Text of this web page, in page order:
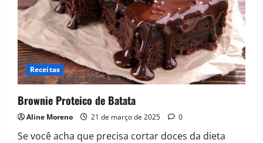
Receitas
Brownie Proteico de Batata
Aline Moreno 21 de março de 2025 0
Se você acha que precisa cortar doces da dieta